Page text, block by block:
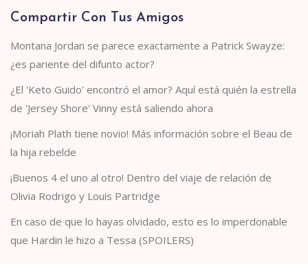
Compartir Con Tus Amigos
Montana Jordan se parece exactamente a Patrick Swayze:
¿es pariente del difunto actor?
¿El 'Keto Guido' encontró el amor? Aquí está quién la estrella
de 'Jersey Shore' Vinny está saliendo ahora
¡Moriah Plath tiene novio! Más información sobre el Beau de
la hija rebelde
¡Buenos 4 el uno al otro! Dentro del viaje de relación de
Olivia Rodrigo y Louis Partridge
En caso de que lo hayas olvidado, esto es lo imperdonable
que Hardin le hizo a Tessa (SPOILERS)